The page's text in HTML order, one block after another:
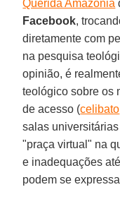
Querida Amazônia
Facebook,
diretamente com
na pesquisa
opinião, é
teológico sobre os
de acesso (celibato
salas
"praça virtual" na
e inadequações
podem se